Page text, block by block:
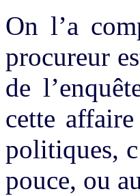
On l’a
procureur
de
cette
politiques,
pouce, ou